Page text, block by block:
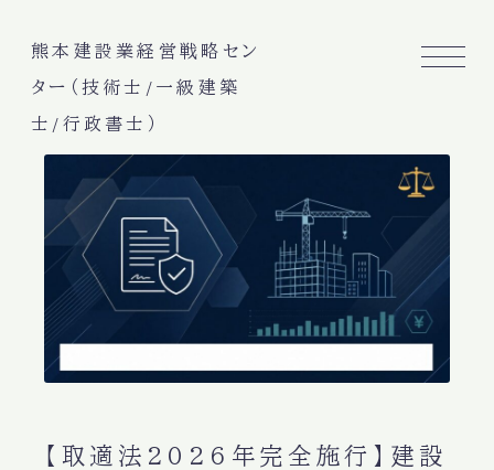
熊本建設業経営戦略セン
ター（技術士/一級建築
士/行政書士）
【取適法2026年完全施行】建設